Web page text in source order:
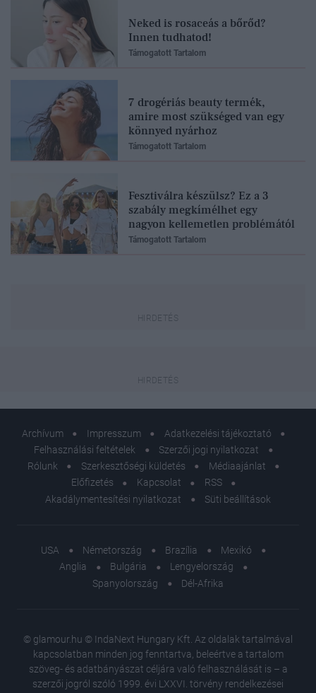
Neked is rosaceás a bőrőd?
Innen tudhatod!
Támogatott Tartalom
7 drogériás beauty termék,
amire most szükséged van egy
könnyed nyárhoz
Támogatott Tartalom
Fesztiválra készülsz? Ez a 3
szabály megkímélhet egy
nagyon kellemetlen problémától
Támogatott Tartalom
Archívum Impresszum
Adatkezelési tájékoztató
Felhasználási feltételek
Szerzői jogi nyilatkozat
Rólunk
Szerkesztőségi küldetés
Médiaajánlat
Előfizetés
Kapcsolat
RSS
Akadálymentesítési nyilatkozat
Süti beállítások
USA Németország Brazília
Mexikó
Anglia
Bulgária
Lengyelország
Spanyolország
Dél-Afrika
© glamour.hu © IndaNext Hungary Kft. Az oldalak tartalmával
kapcsolatban minden jog fenntartva, beleértve a tartalom
szöveg- és adatbányászat céljára való felhasználását is – a
szerzői jogról szóló 1999. évi LXXVI. törvény rendelkezései